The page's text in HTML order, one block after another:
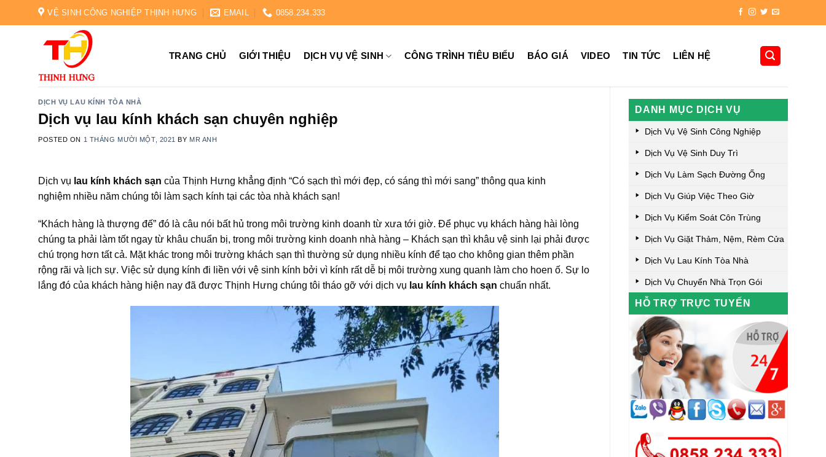
VỆ SINH CÔNG NGHIỆP THỊNH HƯNG EMAIL 0858.234.333
TRANG CHỦ GIỚI THIỆU DỊCH VỤ VỆ SINH CÔNG TRÌNH TIÊU BIỂU BÁO GIÁ VIDEO TIN TỨC LIÊN HỆ
DỊCH VỤ LAU KÍNH TÒA NHÀ
Dịch vụ lau kính khách sạn chuyên nghiệp
POSTED ON 1 THÁNG MƯỜI MỘT, 2021 BY MR ANH
Dịch vụ lau kính khách sạn của Thịnh Hưng khẳng định “Có sạch thì mới đẹp, có sáng thì mới sang” thông qua kinh
nghiệm nhiều năm chúng tôi làm sạch kính tại các tòa nhà khách sạn!
“Khách hàng là thượng đế” đó là câu nói bất hủ trong môi trường kinh doanh từ xưa tới giờ. Để phục vụ khách hàng hài lòng
chúng ta phải làm tốt ngay từ khâu chuẩn bị, trong môi trường kinh doanh nhà hàng – Khách sạn thì khâu vệ sinh lại phải được
chú trọng hơn tất cả. Mặt khác trong môi trường khách sạn thì thường sử dụng nhiều kính để tạo cho không gian thêm phần
rộng rãi và lịch sự. Việc sử dụng kính đi liền với vệ sinh kính bởi vì kính rất dễ bị môi trường xung quanh làm cho hoen ố. Sự lo
lắng đó của khách hàng hiện nay đã được Thịnh Hưng chúng tôi tháo gỡ với dịch vụ lau kính khách sạn chuẩn nhất.
DANH MỤC DỊCH VỤ
Dịch Vụ Vệ Sinh Công Nghiệp
Dịch Vụ Vệ Sinh Duy Trì
Dịch Vụ Làm Sạch Đường Ống
Dịch Vụ Giúp Việc Theo Giờ
Dịch Vụ Kiểm Soát Côn Trùng
Dịch Vụ Giặt Thảm, Nệm, Rèm Cửa
Dịch Vụ Lau Kính Tòa Nhà
Dịch Vụ Chuyển Nhà Trọn Gói
HỖ TRỢ TRỰC TUYẾN